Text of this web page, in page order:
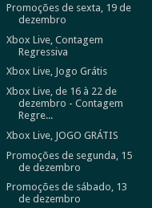
Promoções de sexta, 19 de
dezembro
Xbox Live, Contagem
Regressiva
Xbox Live, Jogo Grátis
Xbox Live, de 16 à 22 de
dezembro - Contagem
Regre...
Xbox Live, JOGO GRÁTIS
Promoções de segunda, 15
de dezembro
Promoções de sábado, 13
de dezembro